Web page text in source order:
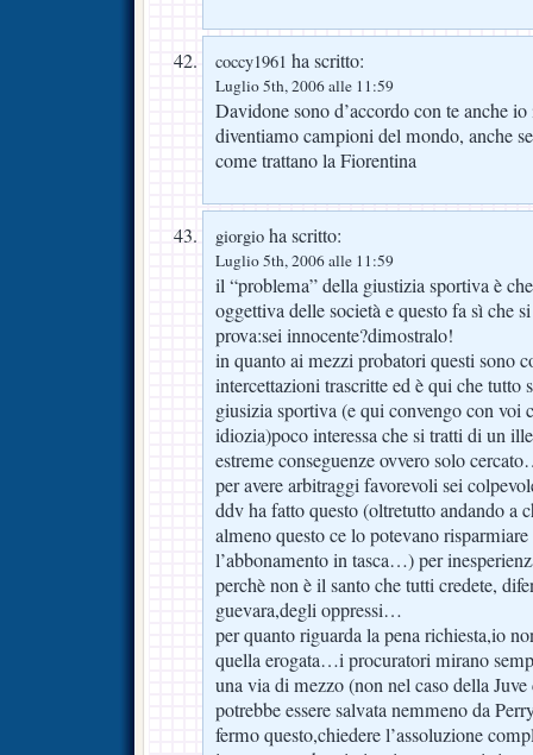
coccy1961 ha scritto:
Luglio 5th, 2006 alle 11:59
Davidone sono d’accordo con te anche
diventiamo campioni del mondo, anche
come trattano la Fiorentina
giorgio ha scritto:
Luglio 5th, 2006 alle 11:59
il “problema” della giustizia sportiva è
oggettiva delle società e questo fa sì che
prova:sei innocente?dimostralo!
in quanto ai mezzi probatori questi sono
intercettazioni trascritte ed è qui che tutto
giusizia sportiva (e qui convengo con voi
idiozia)poco interessa che si tratti di un
estreme conseguenze ovvero solo
per avere arbitraggi favorevoli sei
ddv ha fatto questo (oltretutto andando
almeno questo ce lo potevano
l’abbonamento in tasca…) per
perchè non è il santo che tutti credete,
guevara,degli oppressi…
per quanto riguarda la pena richiesta,io
quella erogata…i procuratori mirano
una via di mezzo (non nel caso della
potrebbe essere salvata nemmeno da
fermo questo,chiedere l’assoluzione